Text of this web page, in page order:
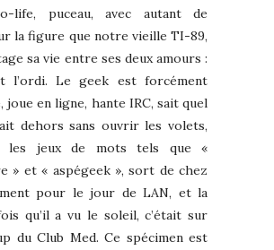
life, puceau, avec autant de
la figure que notre vieille TI-89,
sa vie entre ses deux amours :
l’ordi. Le geek est forcément
joue en ligne, hante IRC, sait quel
dehors sans ouvrir les volets,
les jeux de mots tels que «
» et « aspégeek », sort de chez
pour le jour de LAN, et la
qu’il a vu le soleil, c’était sur
du Club Med. Ce spécimen est